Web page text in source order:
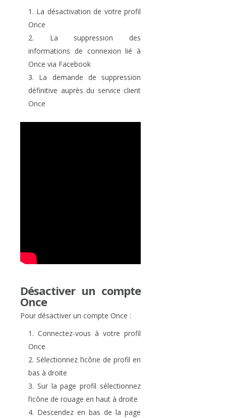
La désactivation de votre profil
Once
La suppression des
informations de connexion lié à
Once via Facebook
La demande de suppression
définitive auprès du service client
Once
Désactiver un compte
Once
Pour désactiver un compte Once :
Connectez-vous à votre profil
Once
Sélectionnez l’icône de profil en
bas à droite
Sur la page profil sélectionnez
l’icône de rouage en haut à droite
Descendez en bas de la page